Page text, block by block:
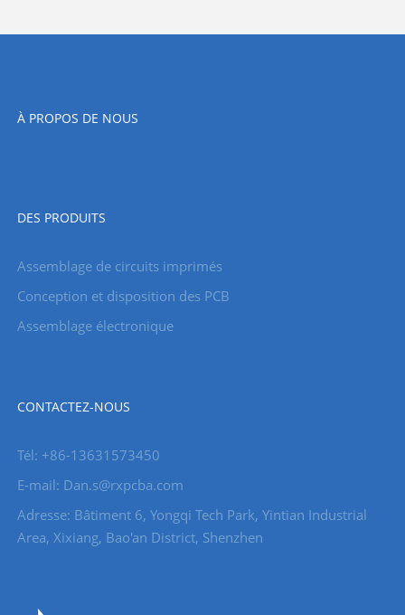
À PROPOS DE NOUS
DES PRODUITS
Assemblage de circuits imprimés
Conception et disposition des PCB
Assemblage électronique
CONTACTEZ-NOUS
Tél: +86-13631573450
E-mail: Dan.s@rxpcba.com
Adresse: Bâtiment 6, Yongqi Tech Park, Yintian Industrial
Area, Xixiang, Bao'an District, Shenzhen